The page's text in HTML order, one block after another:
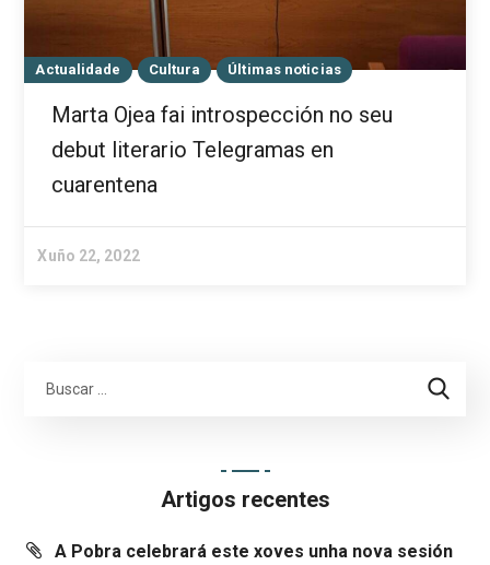
Actualidade Cultura Últimas noticias
Marta Ojea fai introspección no seu
debut literario Telegramas en
cuarentena
Xuño 22, 2022
Artigos recentes
A Pobra celebrará este xoves unha nova sesión